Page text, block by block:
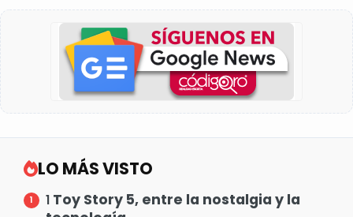
LO MÁS VISTO
1 Toy Story 5, entre la nostalgia y la